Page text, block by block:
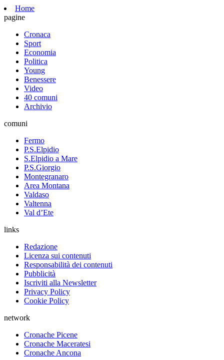
Home
pagine
Cronaca
Sport
Economia
Politica
Young
Benessere
Video
40 comuni
Archivio
comuni
Fermo
P.S.Elpidio
S.Elpidio a Mare
P.S.Giorgio
Montegranaro
Area Montana
Valdaso
Valtenna
Val d’Ete
links
Redazione
Licenza sui contenuti
Responsabilità dei contenuti
Pubblicità
Iscriviti alla Newsletter
Privacy Policy
Cookie Policy
network
Cronache Picene
Cronache Maceratesi
Cronache Ancona